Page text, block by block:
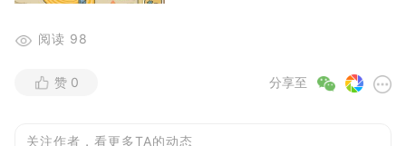
阅读 98
分享至
赞 0
关注作者，看更多TA的动态